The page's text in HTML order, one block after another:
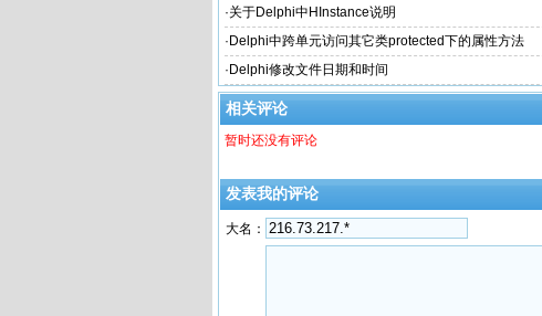
·关于Delphi中HInstance说明
· Delphi中跨单元访问其它类protected下的属性方法
· Delphi修改文件日期和时间
相关评论
暂时还没有评论
发表我的评论
大名：